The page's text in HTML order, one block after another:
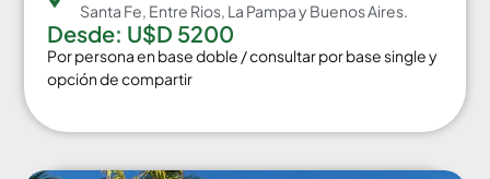
Santa Fe, Entre Rios, La Pampa y Buenos Aires.
Desde: U$D 5200
Por persona en base doble / consultar por base single y
opción de compartir